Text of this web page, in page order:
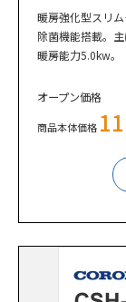
暖房強化型スリ
除菌機能搭載。
暖房能力5.0kw。
オープン価格
商品本体価格